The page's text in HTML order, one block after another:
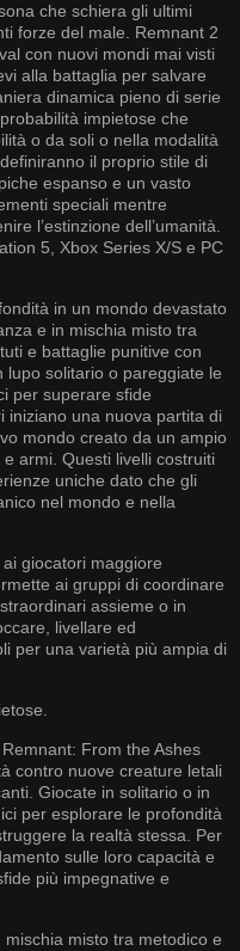
che schiera gli ultimi
forze del male. Remnant 2
con nuovi mondi mai visti
alla battaglia per salvare
dinamica pieno di serie
impietose che
o da soli o nella modalità
il proprio stile di
espanso e un vasto
speciali mentre
l’estinzione dell’umanità.
5, Xbox Series X/S e PC
in un mondo devastato
e in mischia misto tra
e battaglie punitive con
lupo solitario o pareggiate le
per superare sfide
iniziano una nuova partita di
mondo creato da un ampio
armi. Questi livelli costruiti
uniche dato che gli
nel mondo e nella
giocatori maggiore
ai gruppi di coordinare
assieme o in
livellare ed
per una varietà più ampia di
From the Ashes
contro nuove creature letali
Giocate in solitario o in
per esplorare le profondità
la realtà stessa. Per
sulle loro capacità e
più impegnative e
misto tra metodico e